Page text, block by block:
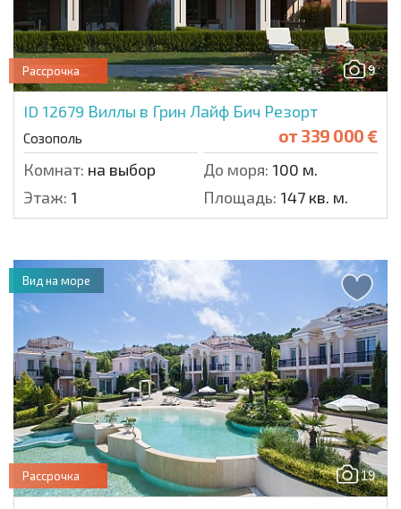
9
Рассрочка
ID 12679 Виллы в Грин Лайф Бич Резорт
Созополь от 339 000 €
Комнат: на выбор До моря: 100 м.
Этаж: 1 Площадь: 147 кв. м.
19
Рассрочка
Вид на море